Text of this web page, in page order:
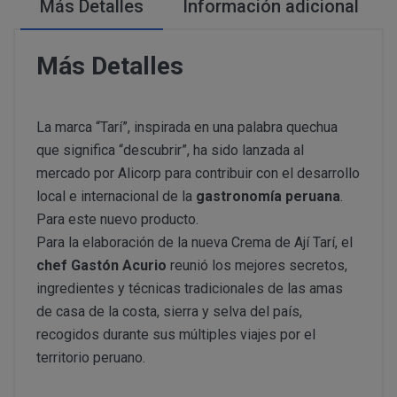
Más Detalles Información adicional
Más Detalles
La marca “Tarí”, inspirada en una palabra quechua
que significa “descubrir”, ha sido lanzada al
mercado por Alicorp para contribuir con el desarrollo
local e internacional de la gastronomía peruana.
Para este nuevo producto.
Para la elaboración de la nueva Crema de Ají Tarí, el
chef Gastón Acurio reunió los mejores secretos,
ingredientes y técnicas tradicionales de las amas
de casa de la costa, sierra y selva del país,
recogidos durante sus múltiples viajes por el
territorio peruano.
Difundir contenidos delictivos, violentos,
del terrorismo o, en general, contrarios a la ley o al
Introducir en la red virus informáticos o realizar
interrumpir o generar errores o daños en los
lógicos de PERUSTOCKS o de terceras personas;
info@perustocks.es
¿Con qué finalidad tratamos sus datos personales?
PERUSTOCKS se reserva el derecho de decidir, en
se ofrecen a los Clientes. De este modo,
derecho a retirar o dejar de ofrecer, en cualquier
Todo ello sin perjuicio de que la adquisición de los
suscripción o registro del USUARIO, eligiendo este
cuales le identificarán y habilitarán personalmente
Una vez dentro de www.perustocks.es, y para
Usuario deberá seguir todas las instrucciones
lectura y aceptación de todas las condiciones
DISPONIBILIDAD Y SUSTITUCIONES
info@perustocks.es,
Cerrar